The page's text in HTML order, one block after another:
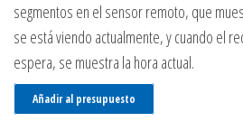
segmentos en el sensor remoto, que
se está viendo actualmente, y cuando el
espera, se muestra la hora actual.
Añadir al presupuesto